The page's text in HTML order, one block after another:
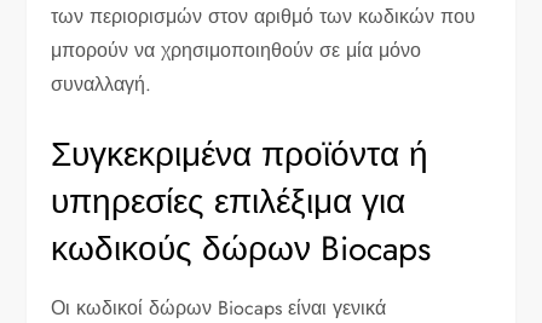
των περιορισμών στον αριθμό των κωδικών που
μπορούν να χρησιμοποιηθούν σε μία μόνο
συναλλαγή.
Συγκεκριμένα προϊόντα ή
υπηρεσίες επιλέξιμα για
κωδικούς δώρων Biocaps
Οι κωδικοί δώρων Biocaps είναι γενικά